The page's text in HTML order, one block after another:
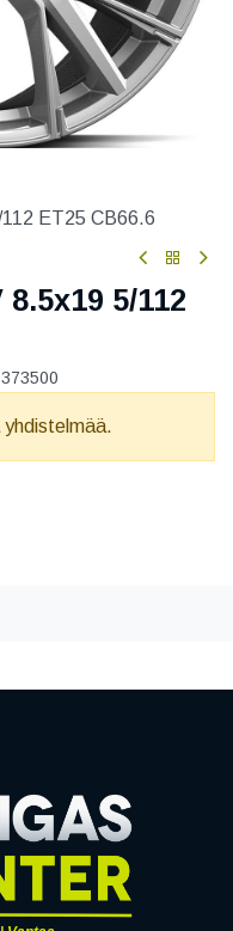
ET25 CB66.6
5/112
373500